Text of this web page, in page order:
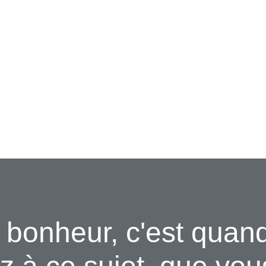
c'est